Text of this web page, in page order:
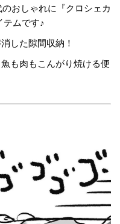
おしゃれに『クロシェカ
テムです♪
した隙間収納！
も肉もこんがり焼ける便